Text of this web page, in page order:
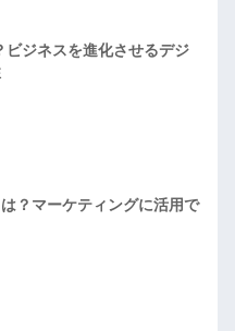
ビジネスを進化させるデジ
？マーケティングに活用で